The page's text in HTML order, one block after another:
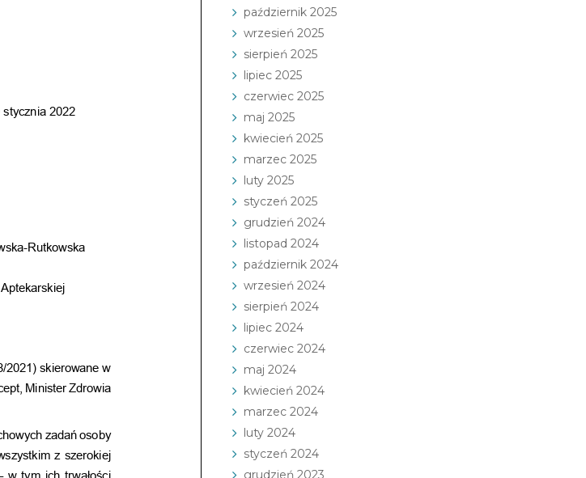
październik 2025
wrzesień 2025
sierpień 2025
lipiec 2025
czerwiec 2025
maj 2025
kwiecień 2025
marzec 2025
luty 2025
styczeń 2025
grudzień 2024
listopad 2024
październik 2024
wrzesień 2024
sierpień 2024
lipiec 2024
czerwiec 2024
maj 2024
kwiecień 2024
marzec 2024
luty 2024
styczeń 2024
grudzień 2023